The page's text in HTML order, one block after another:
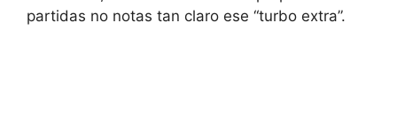
partidas no notas tan claro ese “turbo extra”.